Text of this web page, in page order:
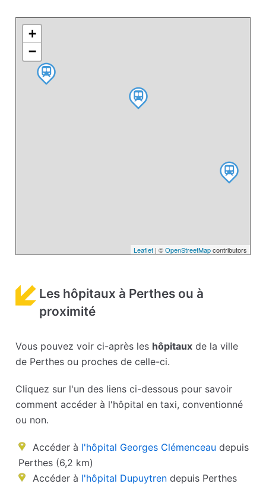
+
−
Leaflet| ©OpenStreetMapcontributors
Les hôpitaux à Perthes ou à
proximité
Vous pouvez voir ci-après les hôpitaux de la ville
de Perthes ou proches de celle-ci.
Cliquez sur l'un des liens ci-dessous pour savoir
comment accéder à l'hôpital en taxi, conventionné
ou non.
Accéder à l'hôpital Georges Clémenceau depuis
Perthes (6,2 km)
Accéder à l'hôpital Dupuytren depuis Perthes